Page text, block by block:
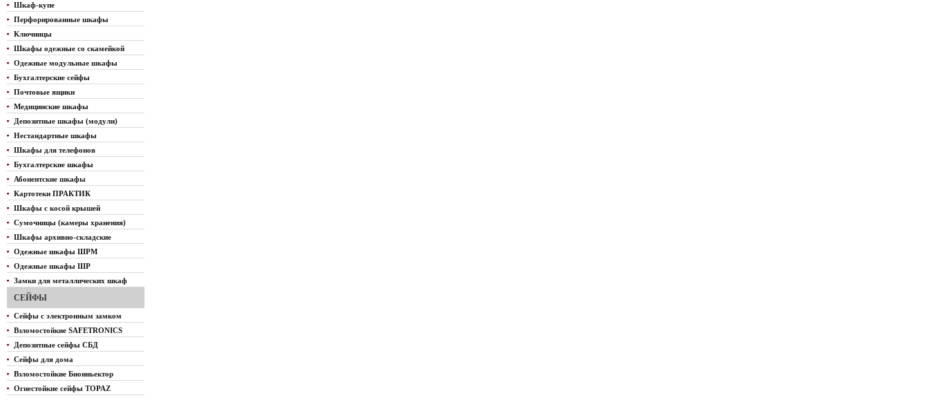
Шкаф-купе
Перфорированные шкафы
Ключницы
Шкафы одежные со скамейкой
Одежные модульные шкафы
Бухгалтерские сейфы
Почтовые ящики
Медицинские шкафы
Депозитные шкафы (модули)
Нестандартные шкафы
Шкафы для телефонов
Бухгалтерские шкафы
Абонентские шкафы
Картотеки ПРАКТИК
Шкафы с косой крышей
Сумочницы (камеры хранения)
Шкафы архивно-складские
Одежные шкафы ШРМ
Одежные шкафы ШР
Замки для металлических шкаф
СЕЙФЫ
Сейфы с электронным замком
Взломостойкие SAFETRONICS
Депозитные сейфы СБД
Сейфы для дома
Взломостойкие Биоиньектор
Огнестойкие сейфы TOPAZ